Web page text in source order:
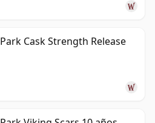
Cask Strength Release